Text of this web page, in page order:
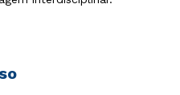
utilizados para o
do Sul.